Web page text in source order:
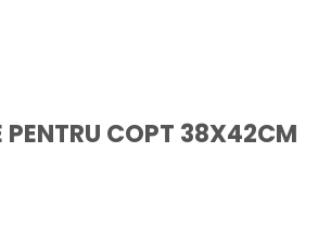
PENTRU COPT 38X42CM